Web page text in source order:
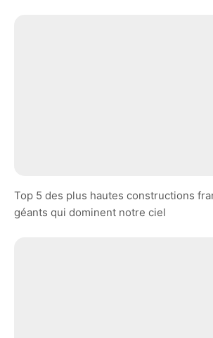
Top 5 des plus hautes constructions
géants qui dominent notre ciel